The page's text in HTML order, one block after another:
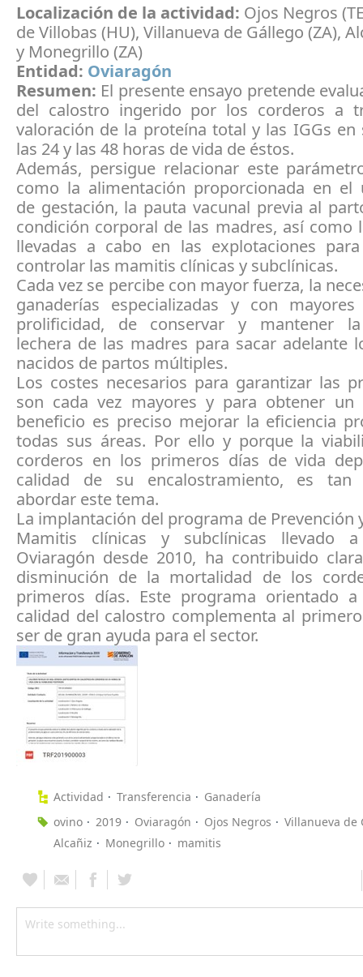
Localización de la actividad: Ojos Negros
de Villobas (HU), Villanueva de Gállego (ZA),
y Monegrillo (ZA)
Entidad: Oviaragón
Resumen: El presente ensayo pretende
del calostro ingerido por los corderos a
valoración de la proteína total y las IGGs en
las 24 y las 48 horas de vida de éstos.
Además, persigue relacionar este
como la alimentación proporcionada en el
de gestación, la pauta vacunal previa al
condición corporal de las madres, así como
llevadas a cabo en las explotaciones
controlar las mamitis clínicas y subclínicas.
Cada vez se percibe con mayor fuerza, la
ganaderías especializadas y con
prolificidad, de conservar y mantener la
lechera de las madres para sacar adelante
nacidos de partos múltiples.
Los costes necesarios para garantizar las
son cada vez mayores y para obtener un
beneficio es preciso mejorar la eficiencia
todas sus áreas. Por ello y porque la
corderos en los primeros días de vida
calidad de su encalostramiento, es tan
abordar este tema.
La implantación del programa de Prevención
Mamitis clínicas y subclínicas llevado
Oviaragón desde 2010, ha contribuido
disminución de la mortalidad de los
primeros días. Este programa orientado
calidad del calostro complementa al
ser de gran ayuda para el sector.
Actividad Transferencia
Ganadería
ovino
2019 Oviaragón Ojos Negros
Villanueva de
Alcañiz
Monegrillo mamitis